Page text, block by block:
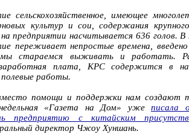
сельскохозяйственное, имеющее
культур и сои, содержания
предприятии насчитывается 636 голов. В
переживает непростые времена, введено
мы стараемся выживать и работать.
заработная плата, КРС содержится в
работы.
помощи и поддержки нам создают
«Газета на Дом» уже писала
предприятию с китайским
директор Чжоу Хуншань.